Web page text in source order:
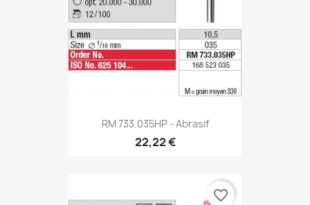
RM 733.035HP - Abrasif
22,22 €
favorite_border